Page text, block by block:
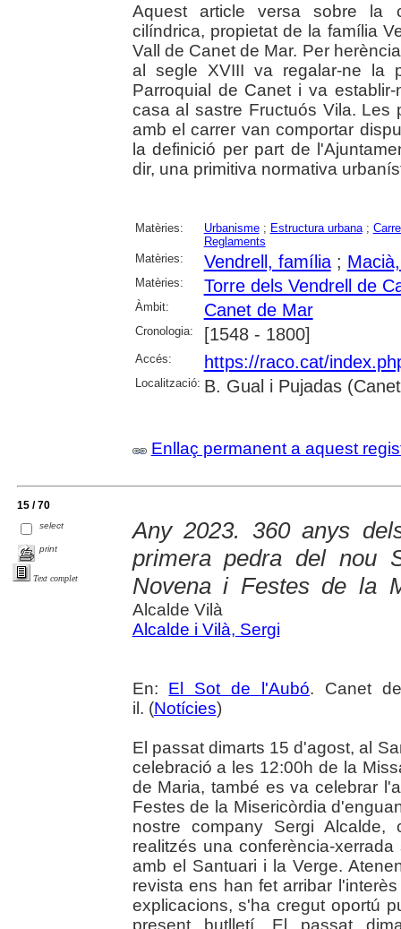
Aquest article versa sobre la
cilíndrica, propietat de la família
Vall de Canet de Mar. Per
al segle XVIII va regalar-ne la
Parroquial de Canet i va
casa al sastre Fructuós Vila. Les
amb el carrer van comportar
la definició per part de
dir, una primitiva normativa
Matèries: Urbanisme; Estructura urbana;
Reglaments
Matèries:
Vendrell, família;
Matèries: Torre dels Vendrell de
Àmbit: Canet de Mar
Cronologia: [1548 - 1800]
Accés: https://raco.cat/
Localització: B. Gual i Pujadas
Enllaç permanent a aquest
15 / 70
select
print
Text complet
Any 2023. 360 anys
primera pedra del nou
Novena i Festes de la
Alcalde Vilà
Alcalde i Vilà, Sergi
En: El Sot de l'Aubó. Canet
il. (Notícies)
El passat dimarts 15 d'agost, al
celebració a les 12:00h de la
de Maria, també es va celebrar
Festes de la Misericòrdia
nostre company Sergi
realitzés una conferència-
amb el Santuari i la Verge.
revista ens han fet arribar
explicacions, s'ha cregut oportú
present butlletí. El passat